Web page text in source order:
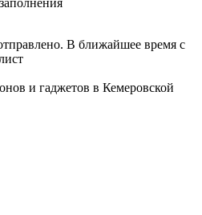
В ближайшее время с
и гаджетов в Кемеровской